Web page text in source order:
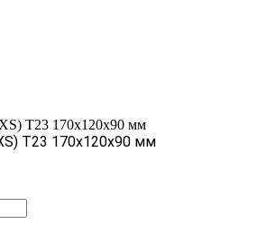
Т23 170x120x90 мм
Т23 170x120x90 мм